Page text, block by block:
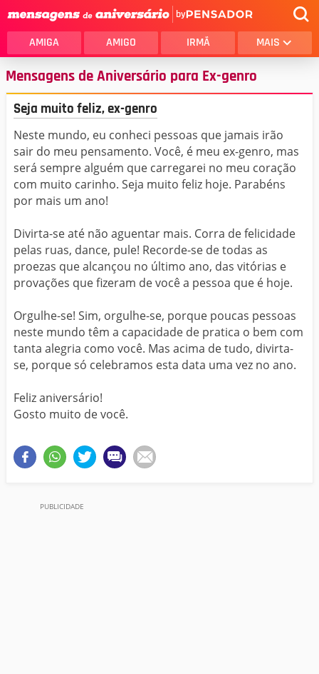
by
AMIGA AMIGO IRMÃ MAIS
Mensagens de Aniversário para Ex-genro
Seja muito feliz, ex-genro
Neste mundo, eu conheci pessoas que jamais irão
sair do meu pensamento. Você, é meu ex-genro, mas
será sempre alguém que carregarei no meu coração
com muito carinho. Seja muito feliz hoje. Parabéns
por mais um ano!
Divirta-se até não aguentar mais. Corra de felicidade
pelas ruas, dance, pule! Recorde-se de todas as
proezas que alcançou no último ano, das vitórias e
provações que fizeram de você a pessoa que é hoje.
Orgulhe-se! Sim, orgulhe-se, porque poucas pessoas
neste mundo têm a capacidade de pratica o bem com
tanta alegria como você. Mas acima de tudo, divirta-
se, porque só celebramos esta data uma vez no ano.
Feliz aniversário!
Gosto muito de você.